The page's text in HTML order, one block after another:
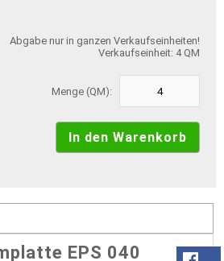
Abgabe nur in ganzen Verkaufseinheiten!
Verkaufseinheit: 4 QM
Menge (QM):
EPS 040